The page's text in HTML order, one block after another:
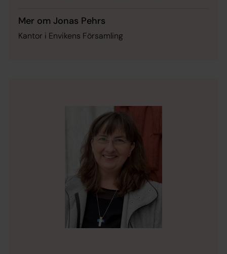
Mer om Jonas Pehrs
Kantor i Envikens Församling